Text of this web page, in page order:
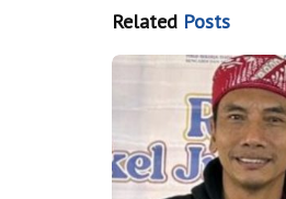
Related Posts